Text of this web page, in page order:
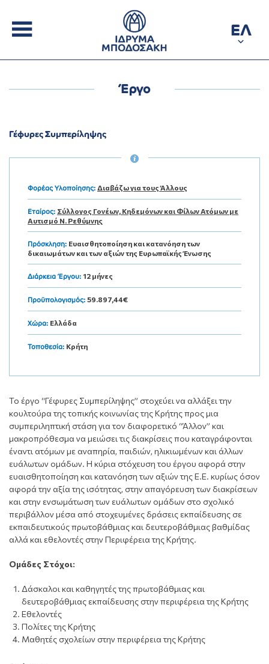
ΕΛ
Έργο
Γέφυρες Συμπερίληψης
Φορέας Υλοποίησης: Διαβάζω για τους Άλλους
Εταίρος: Σύλλογος Γονέων, Κηδεμόνων και Φίλων Ατόμων με
Αυτισμό Ν. Ρεθύμνης
Πρόσκληση: Ευαισθητοποίηση και κατανόηση των
δικαιωμάτων και των αξιών της Ευρωπαϊκής Ένωσης
Διάρκεια Έργου: 12 μήνες
Προϋπολογισμός: 59.897,44€
Χώρα: Ελλάδα
Τοποθεσία: Κρήτη
Το έργο “Γέφυρες Συμπερίληψης” στοχεύει να αλλάξει την
κουλτούρα της τοπικής κοινωνίας της Κρήτης προς μια
συμπεριληπτική στάση για τον διαφορετικό “Άλλον” και
μακροπρόθεσμα να μειώσει τις διακρίσεις που καταγράφονται
έναντι ατόμων με αναπηρία, παιδιών, ηλικιωμένων και άλλων
ευάλωτων ομάδων. Η κύρια στόχευση του έργου αφορά στην
ευαισθητοποίηση και κατανόηση των αξιών της Ε.Ε. κυρίως όσον
αφορά την αξία της ισότητας, στην απαγόρευση των διακρίσεων
και στην ενσωμάτωση των ευάλωτων ομάδων στο σχολικό
περιβάλλον μέσα από στοχευμένες δράσεις εκπαίδευσης σε
εκπαιδευτικούς πρωτοβάθμιας και δευτεροβάθμιας βαθμίδας
αλλά και εθελοντές στην Περιφέρεια της Κρήτης.
Ομάδες Στόχοι:
Δάσκαλοι και καθηγητές της πρωτοβάθμιας και
δευτεροβάθμιας εκπαίδευσης στην περιφέρεια της Κρήτης
Εθελοντές
Πολίτες της Κρήτης
Μαθητές σχολείων στην περιφέρεια της Κρήτης